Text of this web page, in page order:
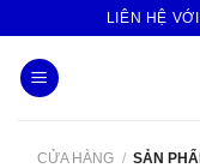
content
LIÊN HỆ
CỬA HÀNG / SẢN